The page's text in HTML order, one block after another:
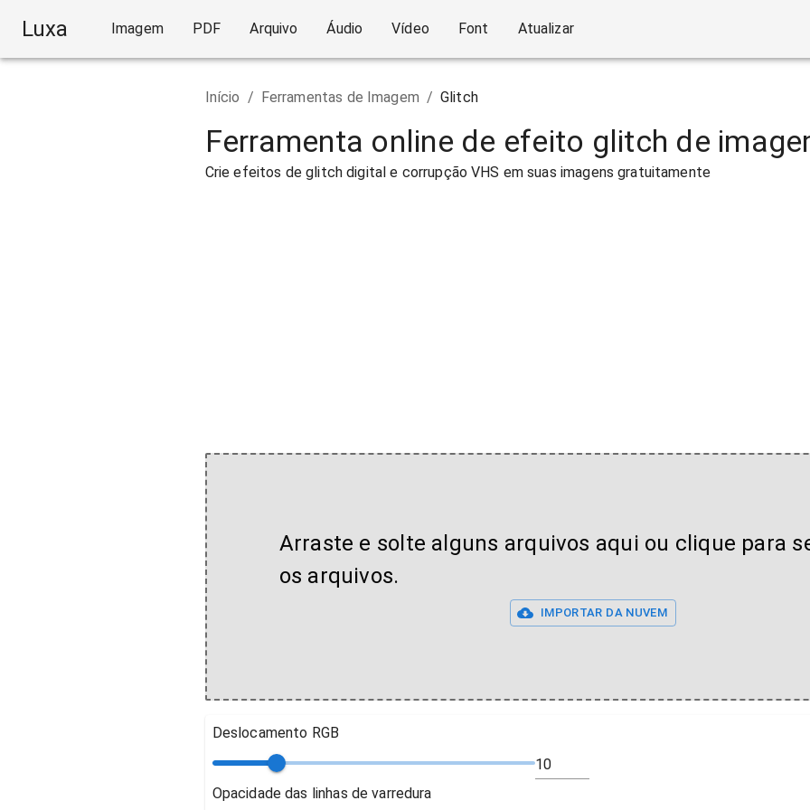
Luxa Imagem PDF Arquivo Áudio Vídeo Font Atualizar
Início / Ferramentas de Imagem / Glitch
Ferramenta online de efeito glitch de
Crie efeitos de glitch digital e corrupção VHS em suas imagens gratuitamente
Arraste e solte alguns arquivos aqui ou clique para
os arquivos.
IMPORTAR DA NUVEM
Deslocamento RGB
Opacidade das linhas de varredura